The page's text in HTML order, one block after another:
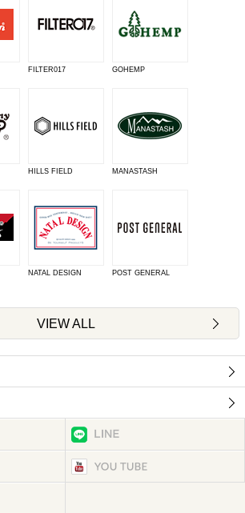
FILTER017 GOHEMP
HILLS FIELD MANASTASH
NATAL DESIGN POST GENERAL
VIEW ALL